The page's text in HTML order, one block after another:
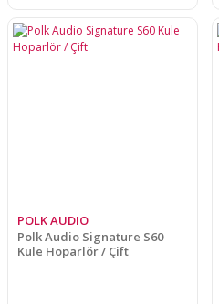
POLK AUDIO
Polk Audio Signature S60
Kule Hoparlör / Çift